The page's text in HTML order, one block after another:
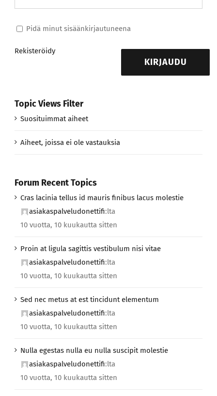
Pidä minut sisäänkirjautuneena
KIRJAUDU
Rekisteröidy
Topic Views Filter
Suosituimmat aiheet
Aiheet, joissa ei ole vastauksia
Forum Recent Topics
Cras lacinia tellus id mauris finibus lacus molestie
asiakaspalveludonettifi:lta
10 vuotta, 10 kuukautta sitten
Proin at ligula sagittis vestibulum nisi vitae
asiakaspalveludonettifi:lta
10 vuotta, 10 kuukautta sitten
Sed nec metus at est tincidunt elementum
asiakaspalveludonettifi:lta
10 vuotta, 10 kuukautta sitten
Nulla egestas nulla eu nulla suscipit molestie
asiakaspalveludonettifi:lta
10 vuotta, 10 kuukautta sitten